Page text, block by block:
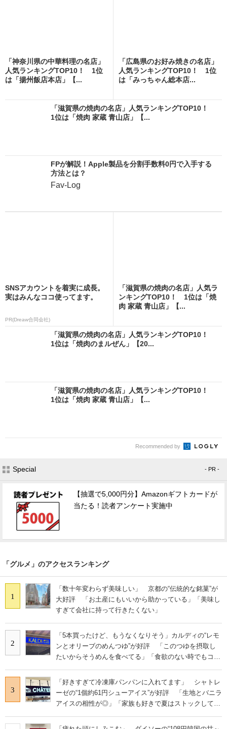
「神奈川県の中華料理の名店」
人気ランキングTOP10！ 1位
は「揚州飯店本店」【...
「広島県のお好み焼きの名店」
人気ランキングTOP10！ 1位
は「みっちゃん総本店...
「滋賀県の焼肉の名店」人気ランキングTOP10！
1位は「焼肉 家蔵 青山店」【...
FPが解説！Apple製品を分割手数料0円で入手する
方法とは？
Fav-Log
SNSアカウントを着実に成長。
実はみんなココ使ってます。
PR(Dreaw合同会社)
「滋賀県の焼肉の名店」人気ラ
ンキングTOP10！ 1位は「焼
肉 家蔵 青山店」【...
「滋賀県の焼肉の名店」人気ランキングTOP10！
1位は「焼肉のまルぜん」【20...
「滋賀県の焼肉の名店」人気ランキングTOP10！
1位は「焼肉 家蔵 青山店」【...
Recommended by
Special - PR -
【抽選で5,000円分】Amazonギフトカードが
当たる！読者アンケート実施中
「グルメ」のアクセスランキング
1
「数十年変わらず美味しい」 京都の“伝統的な銘菓”が
大好評 「お土産にもいいから助かっている」「美味し
すぎて会社に持って行きたくない」
2
「5本買ったけど、もうなくなりそう」カルディの“レモ
ンとオリーブのめんつゆ”が好評 「このつゆを摂取し
たいからそうめんを食べてる」「食欲のない時でもコレ
3
「好きすぎて冷凍庫パンパンに入れてます」 シャトレ
ーゼの“1個約61円シューアイス”が好評 「生地とバニラ
アイスの相性が◎」「家族も好きで夏はストックして